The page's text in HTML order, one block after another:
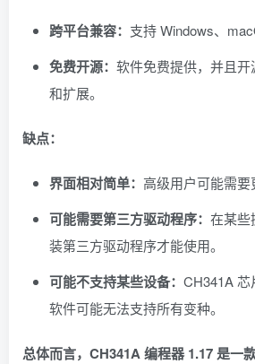
跨平台兼容： 支持 Windows、
免费开源： 软件免费提供，并且
和扩展。
缺点：
界面相对简单： 高级用户可能需要
可能需要第三方驱动程序： 在某些
装第三方驱动程序才能使用。
可能不支持某些设备： CH341A
软件可能无法支持所有变种。
总体而言，CH341A 编程器 1.17 是一